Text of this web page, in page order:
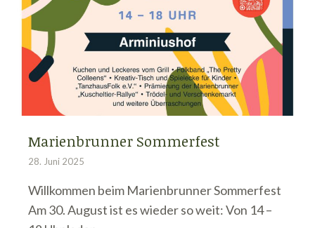
Marienbrunner Sommerfest
28. Juni 2025
Willkommen beim Marienbrunner Sommerfest
Am 30. August ist es wieder so weit: Von 14 –